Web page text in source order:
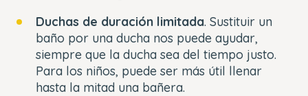
Duchas de duración limitada. Sustituir un
baño por una ducha nos puede ayudar,
siempre que la ducha sea del tiempo justo.
Para los niños, puede ser más útil llenar
hasta la mitad una bañera.